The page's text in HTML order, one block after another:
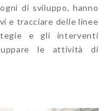
di sviluppo, hanno
e tracciare delle linee
e gli interventi
le attività di